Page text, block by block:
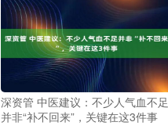
深资管 中医建议：不少人气血不足
并非“补不回来”，关键在这3件事